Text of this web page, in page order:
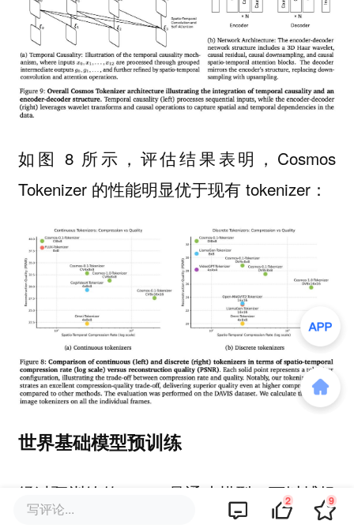
如图 8 所示，评估结果表明，Cosmos
Tokenizer 的性能明显优于现有 tokenizer：
世界基础模型预训练
经过预训练的 WFM 是通才模型，可以捕捉
现实世界物理和自然行为的一般知识。本文
写评论... 2 9